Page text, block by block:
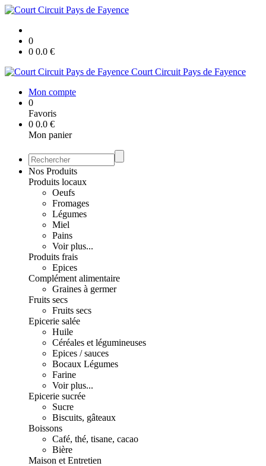
0
0 0.0 €
Court Circuit Pays de Fayence
Mon compte
0
Favoris
0 0.0 €
Mon panier
Nos Produits
Produits locaux
Oeufs
Fromages
Légumes
Miel
Pains
Voir plus...
Produits frais
Epices
Complément alimentaire
Graines à germer
Fruits secs
Fruits secs
Epicerie salée
Huile
Céréales et légumineuses
Epices / sauces
Bocaux Légumes
Farine
Voir plus...
Epicerie sucrée
Sucre
Biscuits, gâteaux
Boissons
Café, thé, tisane, cacao
Bière
Maison et Entretien